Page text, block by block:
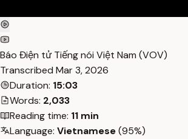
Báo Điện tử Tiếng nói Việt Nam (VOV)
Transcribed Mar 3, 2026
Duration: 15:03
Words: 2,033
Reading time: 11 min
Language: Vietnamese(95%)